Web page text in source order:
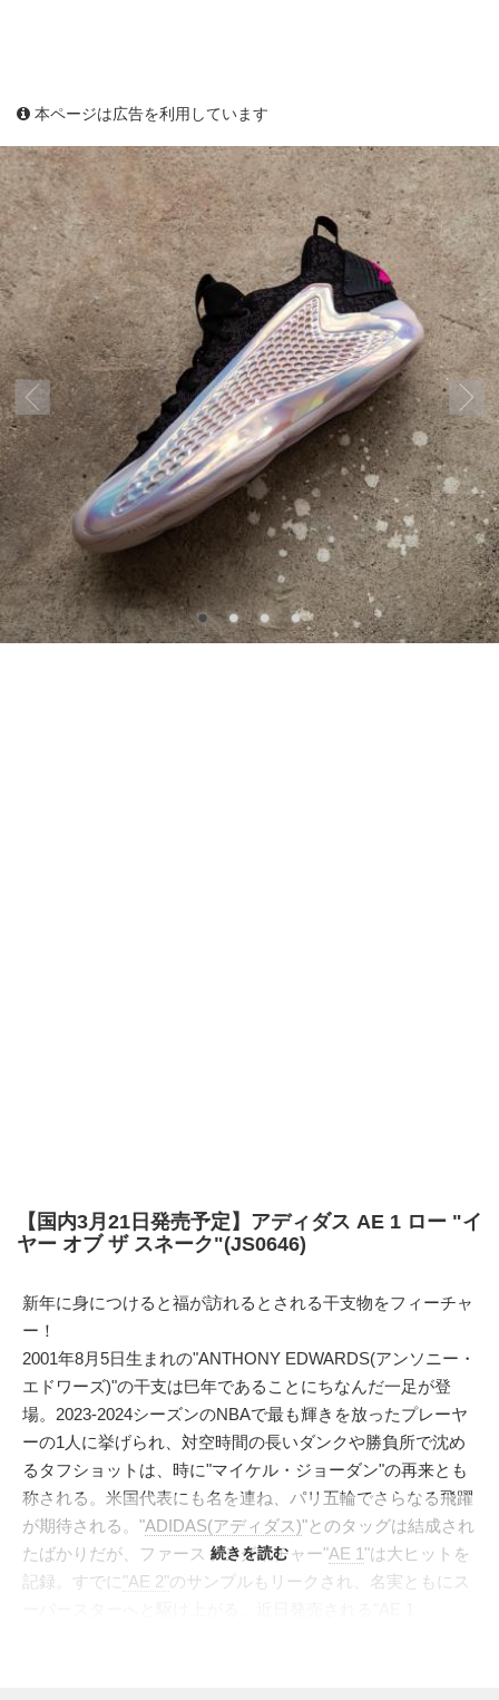
本ページは広告を利用しています
【国内3月21日発売予定】アディダス AE 1 ロー "イ
ヤー オブ ザ スネーク"(JS0646)
新年に身につけると福が訪れるとされる干支物をフィーチャ
ー！
2001年8月5日生まれの"ANTHONY EDWARDS(アンソニー・
エドワーズ)"の干支は巳年であることにちなんだ一足が登
場。2023-2024シーズンのNBAで最も輝きを放ったプレーヤ
ーの1人に挙げられ、対空時間の長いダンクや勝負所で沈め
るタフショットは、時に"マイケル・ジョーダン"の再来とも
称される。米国代表にも名を連ね、パリ五輪でさらなる飛躍
が期待される。"ADIDAS(アディダス)"とのタッグは結成され
たばかりだが、ファーストシグネチャー"AE 1 "は大ヒットを
記録。すでに"AE 2"のサンプルもリークされ、名実ともにス
続きを読む